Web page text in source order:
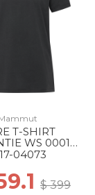
T-SHIRT
WS 0001
BLACK
04073
$ 399